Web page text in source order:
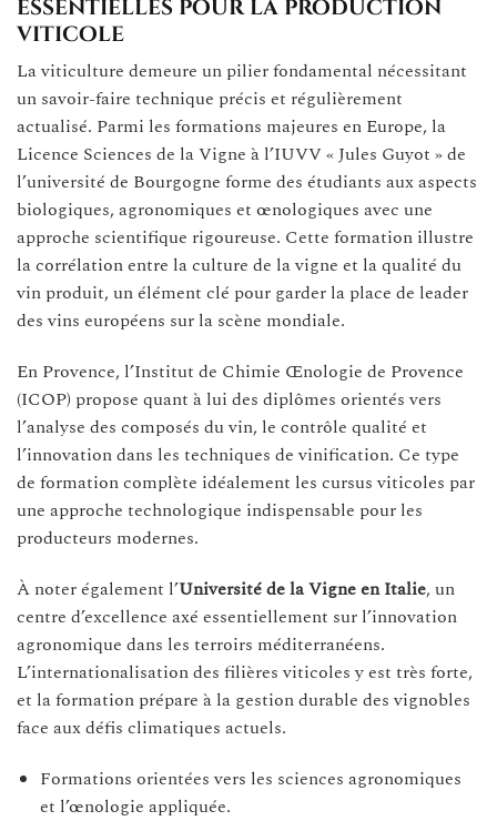
essentielles pour la production
viticole
La viticulture demeure un pilier fondamental nécessitant
un savoir-faire technique précis et régulièrement
actualisé. Parmi les formations majeures en Europe, la
Licence Sciences de la Vigne à l’IUVV « Jules Guyot » de
l’université de Bourgogne forme des étudiants aux aspects
biologiques, agronomiques et œnologiques avec une
approche scientifique rigoureuse. Cette formation illustre
la corrélation entre la culture de la vigne et la qualité du
vin produit, un élément clé pour garder la place de leader
des vins européens sur la scène mondiale.
En Provence, l’Institut de Chimie Œnologie de Provence
(ICOP) propose quant à lui des diplômes orientés vers
l’analyse des composés du vin, le contrôle qualité et
l’innovation dans les techniques de vinification. Ce type
de formation complète idéalement les cursus viticoles par
une approche technologique indispensable pour les
producteurs modernes.
À noter également l’Université de la Vigne en Italie, un
centre d’excellence axé essentiellement sur l’innovation
agronomique dans les terroirs méditerranéens.
L’internationalisation des filières viticoles y est très forte,
et la formation prépare à la gestion durable des vignobles
face aux défis climatiques actuels.
Formations orientées vers les sciences agronomiques
et l’œnologie appliquée.